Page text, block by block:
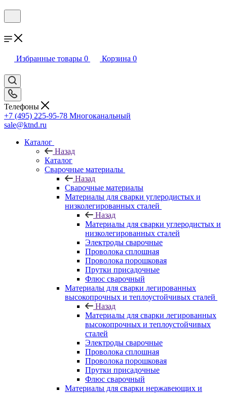
Избранные товары 0 Корзина 0
Телефоны
+7 (495) 225-95-78 Многоканальный
sale@ktnd.ru
Каталог
Назад
Каталог
Сварочные материалы
Назад
Сварочные материалы
Материалы для сварки углеродистых и
низколегированных сталей
Назад
Материалы для сварки углеродистых и
низколегированных сталей
Электроды сварочные
Проволока сплошная
Проволока порошковая
Прутки присадочные
Флюс сварочный
Материалы для сварки легированных
высокопрочных и теплоустойчивых сталей
Назад
Материалы для сварки легированных
высокопрочных и теплоустойчивых
сталей
Электроды сварочные
Проволока сплошная
Проволока порошковая
Прутки присадочные
Флюс сварочный
Материалы для сварки нержавеющих и